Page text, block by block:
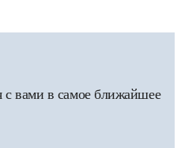
с вами в самое ближайшее